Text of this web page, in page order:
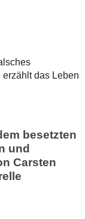
das Leben
besetzten
und
Carsten